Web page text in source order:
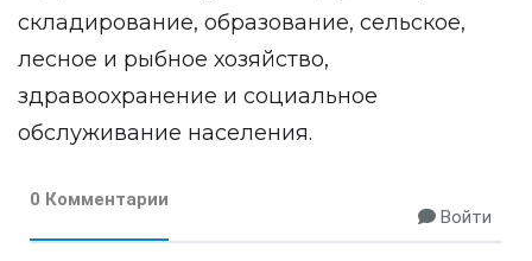
складирование, образование, сельское,
лесное и рыбное хозяйство,
здравоохранение и социальное
обслуживание населения.
0 Комментарии
Войти